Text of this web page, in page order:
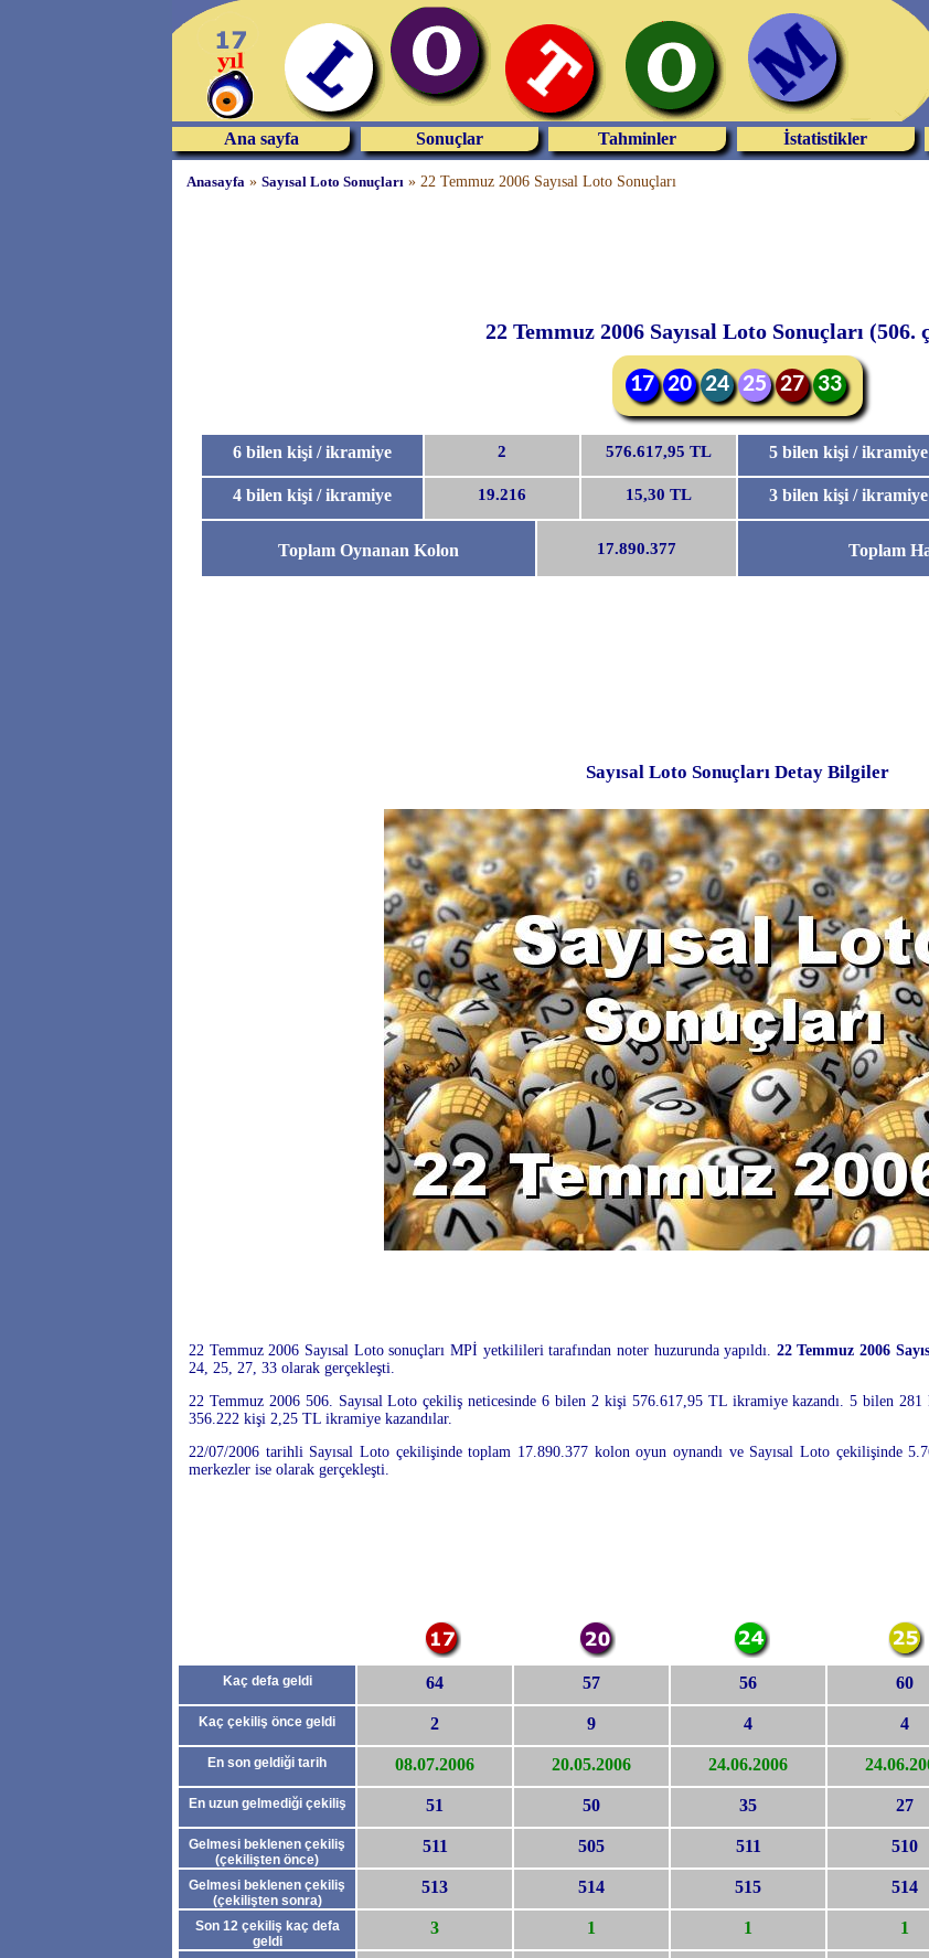
Ana sayfa Sonuçlar Tahminler İstatistikler
Anasayfa » Sayısal Loto Sonuçları » 22 Temmuz 2006 Sayısal Loto Sonuçları
22 Temmuz 2006 Sayısal Loto Sonuçları (506.
17 20 24 25 27 33
6 bilen kişi / ikramiye 2 576.617,95 TL 5 bilen kişi / ikramiye
4 bilen kişi / ikramiye 19.216 15,30 TL 3 bilen kişi / ikramiye
Toplam Oynanan Kolon 17.890.377 Toplam
Sayısal Loto Sonuçları Detay Bilgiler
22 Temmuz 2006 Sayısal Loto sonuçları MPİ yetkilileri tarafından noter huzurunda yapıldı. 22 Temmuz 2006
24, 25, 27, 33 olarak gerçekleşti.
22 Temmuz 2006 506. Sayısal Loto çekiliş neticesinde 6 bilen 2 kişi 576.617,95 TL ikramiye kazandı. 5 bilen
356.222 kişi 2,25 TL ikramiye kazandılar.
22/07/2006 tarihli Sayısal Loto çekilişinde toplam 17.890.377 kolon oyun oynandı ve Sayısal Loto çekilişinde
merkezler ise olarak gerçekleşti.
Kaç defa geldi 64 57 56 60
Kaç çekiliş önce geldi 2 9 4 4
En son geldiği tarih 08.07.2006 20.05.2006 24.06.2006
En uzun gelmediği çekiliş 51 50 35 27
Gelmesi beklenen çekiliş
(çekilişten önce)
511 505 511 510
Gelmesi beklenen çekiliş
(çekilişten sonra)
513 514 515 514
Son 12 çekiliş kaç defa
geldi
3 1 1 1